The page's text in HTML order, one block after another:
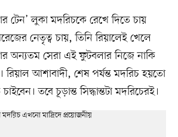
টেন’ লুকা মদরিচকে রেখে দিতে চায়
নেতৃত্ব চায়, তিনি রিয়ালেই খেলে
অন্যতম সেরা এই ফুটবলার নিজে নাকি
রিয়াল আশাবাদী, শেষ পর্যন্ত মদরিচ হয়তো
তবে চূড়ান্ত সিদ্ধান্তটা মদরিচেরই।